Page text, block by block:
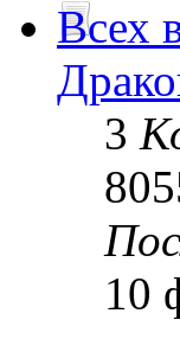
Всех
3
10